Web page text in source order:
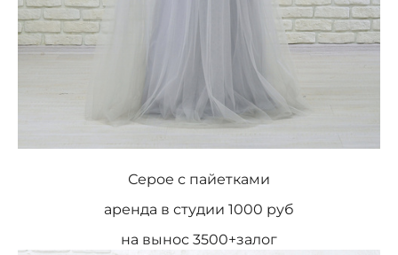
Серое с пайетками
аренда в студии 1000 руб
на вынос 3500+залог